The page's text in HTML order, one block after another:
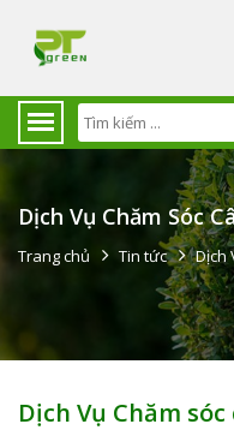
Dịch Vụ Chăm Sóc
Trang chủ Tin tức Dịch
Dịch Vụ Chăm